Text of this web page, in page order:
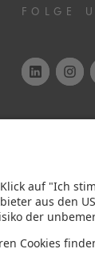
FOLGE